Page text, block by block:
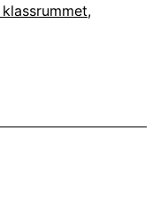
Australien,